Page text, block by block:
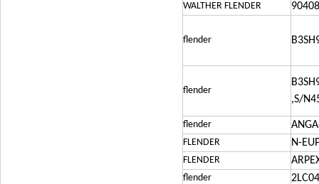
WALTHER FLENDER
flender
flender
,S/
flender
FLENDER N-
FLENDER
flender